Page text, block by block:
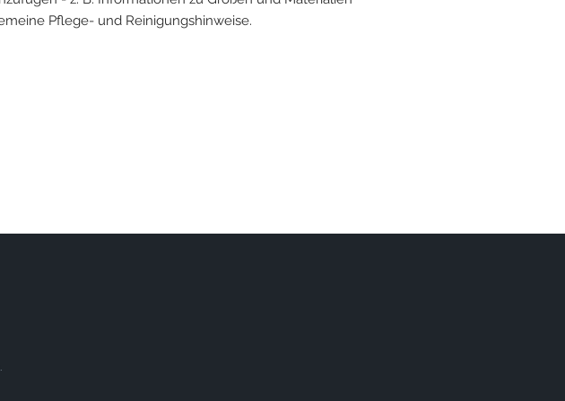
Pflege- und Reinigungshinweise.